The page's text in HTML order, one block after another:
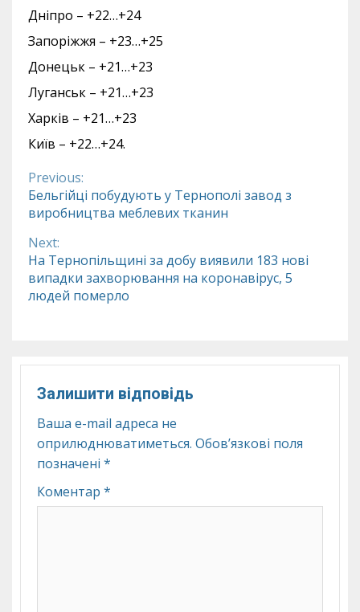
Дніпро – +22…+24
Запоріжжя – +23…+25
Донецьк – +21…+23
Луганськ – +21…+23
Харків – +21…+23
Київ – +22…+24.
Continue
Reading
Previous:
Бельгійці побудують у Тернополі завод з
виробництва меблевих тканин
Next:
На Тернопільщині за добу виявили 183 нові
випадки захворювання на коронавірус, 5
людей померло
Залишити відповідь
Ваша e-mail адреса не
оприлюднюватиметься. Обов’язкові поля
позначені *
Коментар *